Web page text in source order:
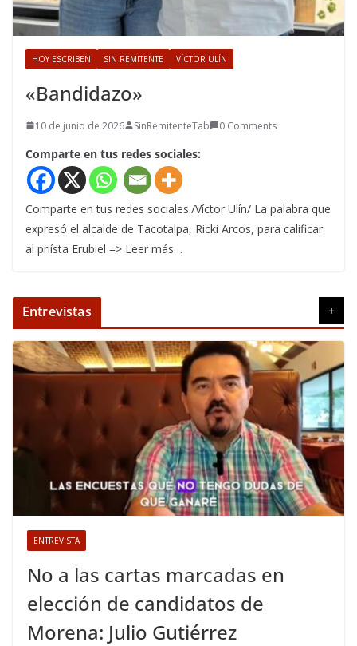
HOY ESCRIBEN SIN REMITENTE VÍCTOR ULÍN
«Bandidazo»
10 de junio de 2026 SinRemitenteTab 0 Comments
Comparte en tus redes sociales:
Comparte en tus redes sociales:/Víctor Ulín/ La palabra que
expresó el alcalde de Tacotalpa, Ricki Arcos, para calificar
al priísta Erubiel => Leer más…
Entrevistas +
ENTREVISTA
No a las cartas marcadas en
elección de candidatos de
Morena: Julio Gutiérrez